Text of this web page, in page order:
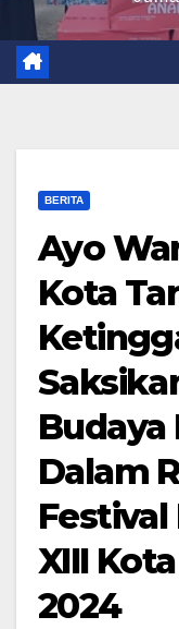
BERITA
Ayo
Kota
Budaya
Dalam
XIII
2024